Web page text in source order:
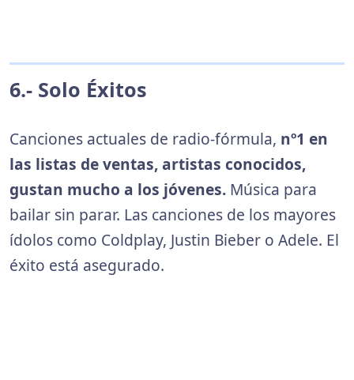
6.- Solo Éxitos
Canciones actuales de radio-fórmula, nº1 en
las listas de ventas, artistas conocidos,
gustan mucho a los jóvenes. Música para
bailar sin parar. Las canciones de los mayores
ídolos como Coldplay, Justin Bieber o Adele. El
éxito está asegurado.